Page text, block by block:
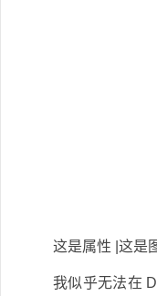
这是属性 |这是
我似乎无法在